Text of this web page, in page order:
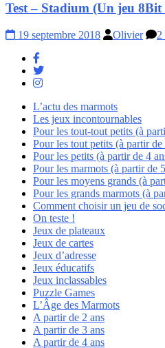
Test – Stadium (Un jeu 8Bit
19 septembre 2018 Olivier 2
L’actu des marmots
Les jeux incontournables
Pour les tout-tout petits (à
Pour les tout petits (à partir de
Pour les petits (à partir de 4
Pour les marmots (à partir de
Pour les moyens grands (à
Pour les grands marmots (à
Comment choisir un jeu de
On teste !
Jeux de plateaux
Jeux de cartes
Jeux d’adresse
Jeux éducatifs
Jeux inclassables
Puzzle Games
L’Âge des Marmots
A partir de 2 ans
A partir de 3 ans
A partir de 4 ans